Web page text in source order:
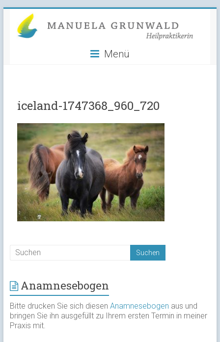
content
Manuela
Grunwald
Menü
iceland-1747368_960_720
Anamnesebogen
Bitte drucken Sie sich diesen Anamnesebogen aus und
bringen Sie ihn ausgefüllt zu Ihrem ersten Termin in meiner
Praxis mit.